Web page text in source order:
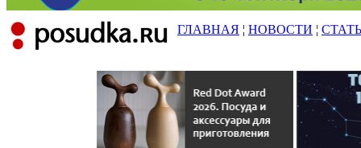
ГЛАВНАЯ ¦ НОВОСТИ ¦